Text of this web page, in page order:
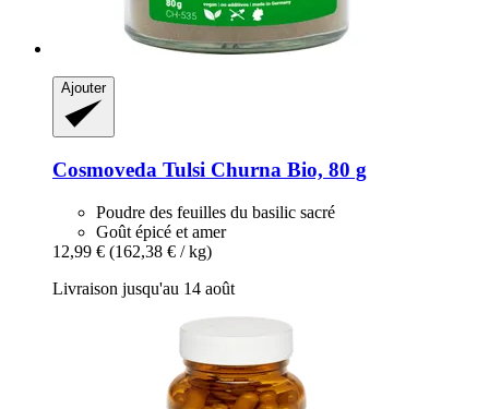
Ajouter
Cosmoveda Tulsi Churna Bio, 80 g
Poudre des feuilles du basilic sacré
Goût épicé et amer
12,99 € (162,38 € / kg)
Livraison jusqu'au 14 août